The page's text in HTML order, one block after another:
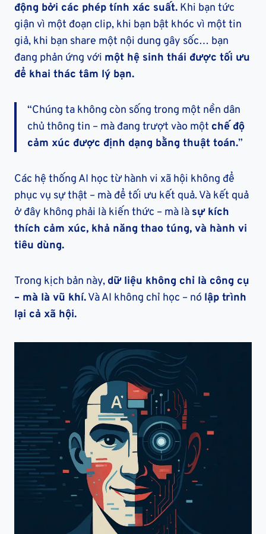
động bởi các phép tính xác suất. Khi bạn tức
giận vì một đoạn clip, khi bạn bật khóc vì một tin
giả, khi bạn share một nội dung gây sốc… bạn
đang phản ứng với một hệ sinh thái được tối ưu
để khai thác tâm lý bạn.
“Chúng ta không còn sống trong một nền dân
chủ thông tin – mà đang trượt vào một chế độ
cảm xúc được định dạng bằng thuật toán.”
Các hệ thống AI học từ hành vi xã hội không để
phục vụ sự thật – mà để tối ưu kết quả. Và kết quả
ở đây không phải là kiến thức – mà là sự kích
thích cảm xúc, khả năng thao túng, và hành vi
tiêu dùng.
Trong kịch bản này, dữ liệu không chỉ là công cụ
– mà là vũ khí.Và AI không chỉ học – nó lập trình
lại cả xã hội.